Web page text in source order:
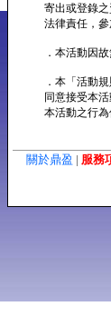
寄出或登錄
法律責任，參
．本活動因
．本「活動
同意接受本
本活動之行為
關於鼎盈 | 服務